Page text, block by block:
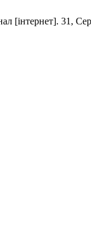
[інтернет]. 31,